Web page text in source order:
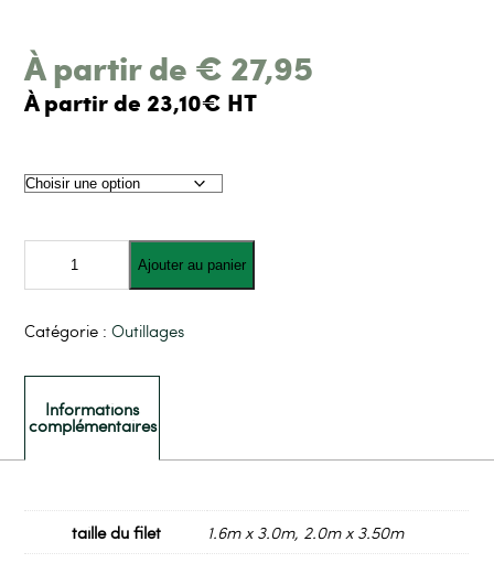
À partir de € 27,95
À partir de 23,10€ HT
quantité
pour
(2
tailles
Ajouter au panier
Catégorie :Outillages
Informations
complémentaires
taille du filet 1.6m x 3.0m, 2.0m x 3.50m